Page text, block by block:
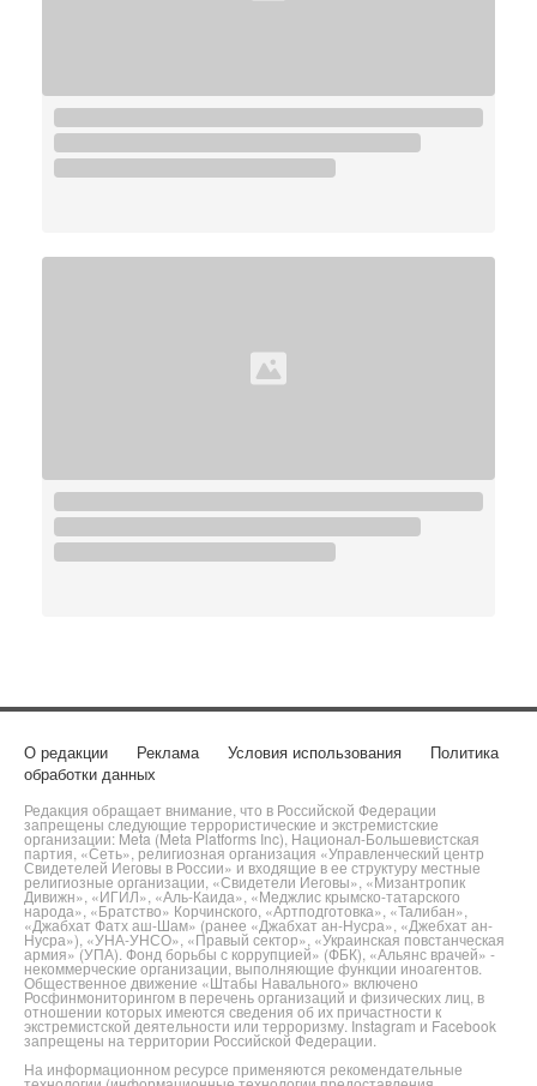
О редакции Реклама Условия использования
Политика
обработки данных
Редакция обращает внимание, что в Российской Федерации
запрещены следующие террористические и экстремистские
организации: Meta (Meta Platforms Inc), Национал-Большевистская
партия, «Сеть», религиозная организация «Управленческий центр
Свидетелей Иеговы в России» и входящие в ее структуру местные
религиозные организации, «Свидетели Иеговы», «Мизантропик
Дивижн», «ИГИЛ», «Аль-Каида», «Меджлис крымско-татарского
народа», «Братство» Корчинского, «Артподготовка», «Талибан»,
«Джабхат Фатх аш-Шам» (ранее «Джабхат ан-Нусра», «Джебхат ан-
Нусра»), «УНА-УНСО», «Правый сектор», «Украинская повстанческая
армия» (УПА). Фонд борьбы с коррупцией» (ФБК), «Альянс врачей» -
некоммерческие организации, выполняющие функции иноагентов.
Общественное движение «Штабы Навального» включено
Росфинмониторингом в перечень организаций и физических лиц, в
отношении которых имеются сведения об их причастности к
экстремистской деятельности или терроризму. Instagram и Facebook
запрещены на территории Российской Федерации.
На информационном ресурсе применяются рекомендательные